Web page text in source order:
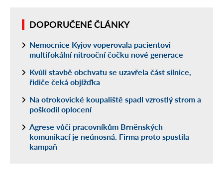
DOPORUČENÉ ČLÁNKY
Nemocnice Kyjov voperovala pacientovi
multifokální nitrooční čočku nové generace
Kvůli stavbě obchvatu se uzavřela část silnice,
řidiče čeká objížďka
Na otrokovické koupaliště spadl vzrostlý strom a
poškodil oplocení
Agrese vůči pracovníkům Brněnských
komunikací je neúnosná. Firma proto spustila
kampaň